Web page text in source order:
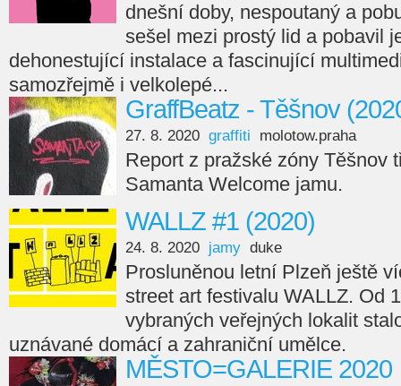
dnešní doby, nespoutaný a
sešel mezi prostý lid a pobavil
dehonestující instalace a fascinující
samozřejmě i velkolepé...
GraffBeatz - Těšnov
27. 8. 2020 graffiti molotow.praha
Report z pražské zóny Těšnov
Samanta Welcome jamu.
WALLZ #1 (2020)
24. 8. 2020 jamy duke
Prosluněnou letní Plzeň ještě
street art festivalu WALLZ. Od
vybraných veřejných lokalit
uznávané domácí a zahraniční umělce.
MĚSTO=GALERIE 2020